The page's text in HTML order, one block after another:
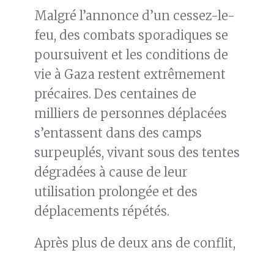
Malgré l’annonce d’un cessez-le-
feu, des combats sporadiques se
poursuivent et les conditions de
vie à Gaza restent extrêmement
précaires. Des centaines de
milliers de personnes déplacées
s’entassent dans des camps
surpeuplés, vivant sous des tentes
dégradées à cause de leur
utilisation prolongée et des
déplacements répétés.
Après plus de deux ans de conflit,